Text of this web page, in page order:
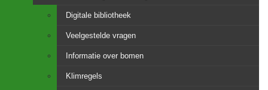
Digitale bibliotheek
Veelgestelde vragen
Informatie over bomen
Klimregels